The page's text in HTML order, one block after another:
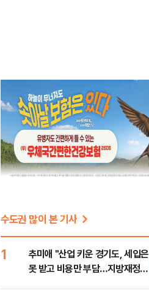
수도권 많이 본 기사
1
추미애 "산업 키운 경기도, 세입은
못 받고 비용만 부담…지방재정